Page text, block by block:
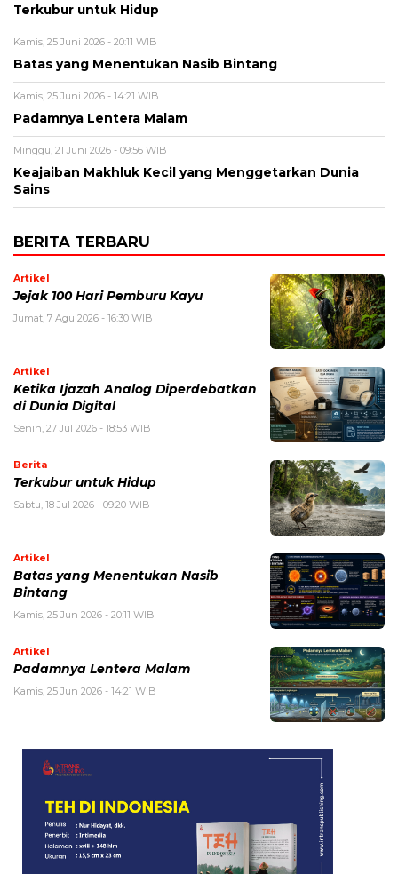
Terkubur untuk Hidup
Kamis, 25 Juni 2026 - 20:11 WIB
Batas yang Menentukan Nasib Bintang
Kamis, 25 Juni 2026 - 14:21 WIB
Padamnya Lentera Malam
Minggu, 21 Juni 2026 - 09:56 WIB
Keajaiban Makhluk Kecil yang Menggetarkan Dunia
Sains
BERITA TERBARU
Artikel
Jejak 100 Hari Pemburu Kayu
Jumat, 7 Agu 2026 - 16:30 WIB
Artikel
Ketika Ijazah Analog Diperdebatkan
di Dunia Digital
Senin, 27 Jul 2026 - 18:53 WIB
Berita
Terkubur untuk Hidup
Sabtu, 18 Jul 2026 - 09:20 WIB
Artikel
Batas yang Menentukan Nasib
Bintang
Kamis, 25 Jun 2026 - 20:11 WIB
Artikel
Padamnya Lentera Malam
Kamis, 25 Jun 2026 - 14:21 WIB